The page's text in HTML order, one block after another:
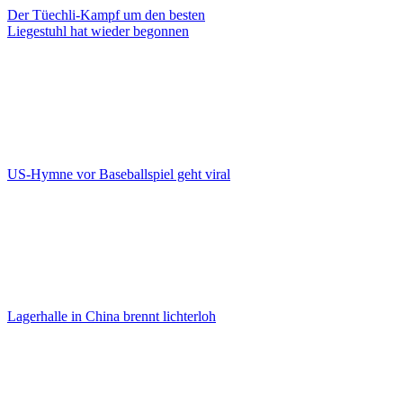
Der Tüechli-Kampf um den besten
Liegestuhl hat wieder begonnen
US-Hymne vor Baseballspiel geht viral
Lagerhalle in China brennt lichterloh